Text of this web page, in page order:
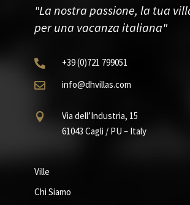
"La nostra passione, la tua
per una vacanza italiana"
 +39(0)721 799051
 info@dhvillas.com

Via dell’Industria, 15
61043 Cagli / PU – Italy
Ville
Chi Siamo